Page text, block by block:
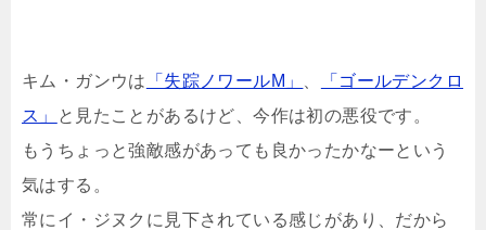
キム・ガンウは 「失踪ノワールM」
「ゴールデンクロ
ス」
と見たことがあるけど、今作は初の悪役です。
もうちょっと強敵感があっても良かったかなーという
気はする。
常にイ・ジヌクに見下されている感じがあり、だから